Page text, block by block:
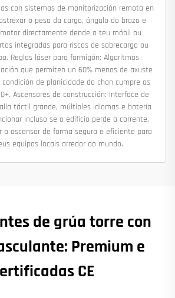
con sistemas de monitorización remota en
o peso da carga, ángulo do brazo e
directamente dende o teu móbil ou
integradas para riscos de sobrecarga ou
Reglas láser para formigón: Algoritmos
que permiten un 60% menos de axuste
de planicidade do chan cumpre os
Ascensores de construcción: Interface de
táctil grande, múltiples idiomas e batería
incluso se o edificio perde a corrente,
o ascensor de forma segura e eficiente para
equipos locais arredor do mundo.
de grúa torre con
Premium e
CE